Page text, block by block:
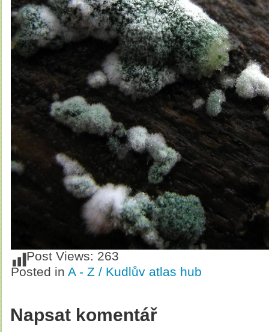
Post Views: 263
Posted in A - Z / Kudlův atlas hub
Napsat komentář